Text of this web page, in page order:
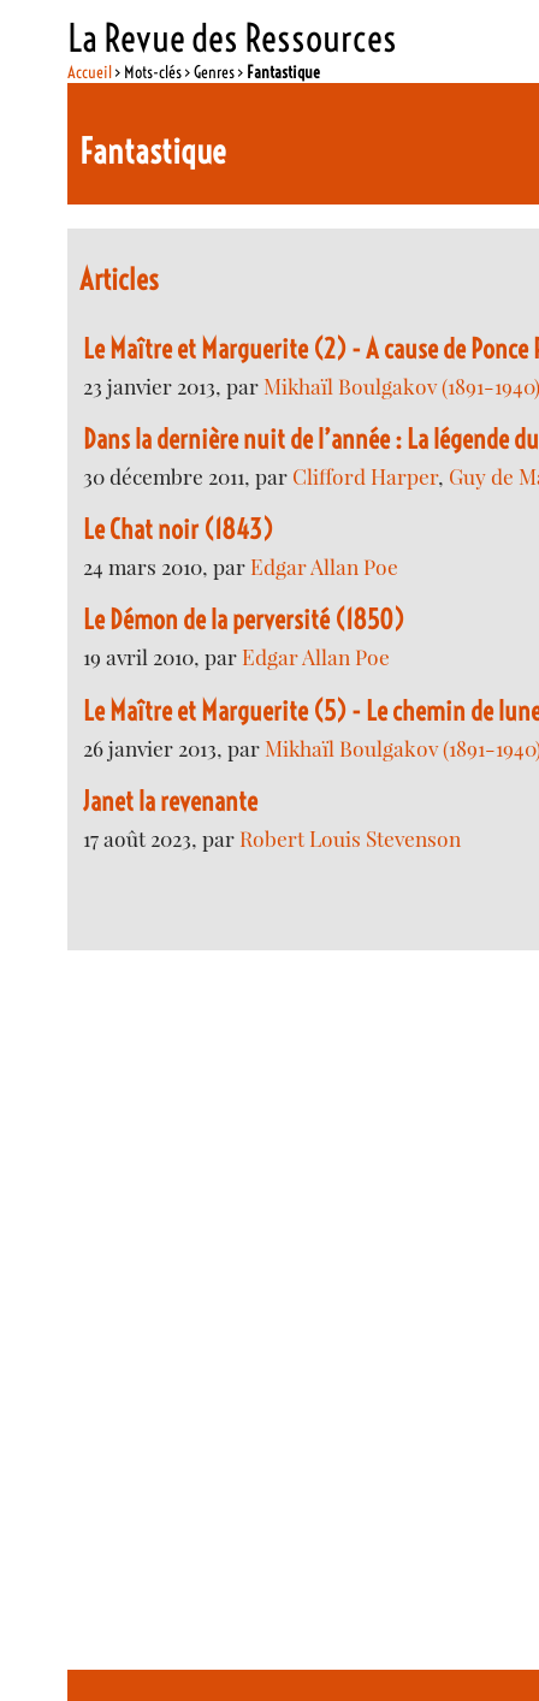
La Revue des Ressources
Accueil> Mots-clés > Genres > Fantastique
Fantastique
Articles
Le Maître et Marguerite (2) - A cause de
23 janvier 2013, parMikhaïl Boulgakov (1891-
Dans la dernière nuit de l’année : La légende
30 décembre 2011, par Clifford Harper, Guy de
Le Chat noir (1843)
24 mars 2010, parEdgar Allan Poe
Le Démon de la perversité (1850)
19 avril 2010, parEdgar Allan Poe
Le Maître et Marguerite (5) - Le chemin de
26 janvier 2013, parMikhaïl Boulgakov (1891-
Janet la revenante
17 août 2023, par Robert Louis Stevenson